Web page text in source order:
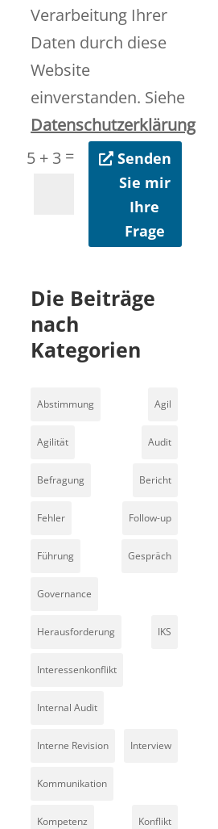
Verarbeitung Ihrer
Daten durch diese
Website
einverstanden. Siehe
Datenschutzerklärung
5 + 3 =
Senden
Sie mir
Ihre
Frage
Die Beiträge
nach
Kategorien
Abstimmung Agil
Agilität Audit
Befragung Bericht
Fehler Follow-up
Führung Gespräch
Governance
Herausforderung IKS
Interessenkonflikt
Internal Audit
Interne Revision Interview
Kommunikation
Kompetenz Konflikt